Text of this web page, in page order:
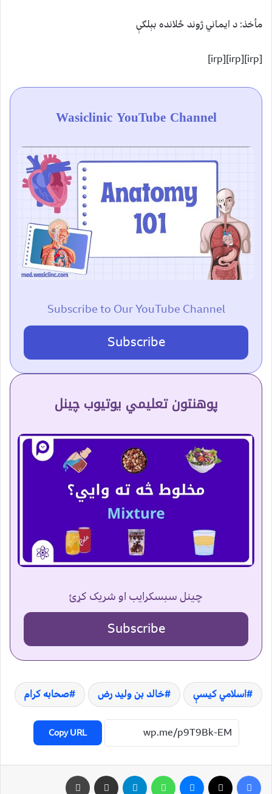
مأخذ: د ایماني ژوند ځلانده بېلګې
[irp][irp][irp]
Wasiclinic YouTube Channel
Subscribe to Our YouTube Channel
Subscribe
پوهنتون تعلیمي یوتیوب چینل
چینل سبسکرایب او شریک کړئ
Subscribe
اسلامي کیسې خالد بن ولید رض صحابه کرام
Copy URL